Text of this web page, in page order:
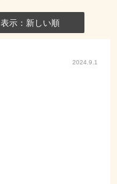
表示：新しい順
2024.9.1